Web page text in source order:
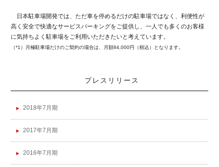
日本駐車場開発では、ただ車を停めるだけの駐車場ではなく、利便性が
高く安全で快適なサービスパーキングをご提供し、一人でも多くのお客様
に気持ちよく駐車場をご利用いただきたいと考えています。
（*1）月極駐車場だけのご契約の場合は、月額84,000円（税込）となります。
プレスリリース
2018年7月期
2017年7月期
2016年7月期